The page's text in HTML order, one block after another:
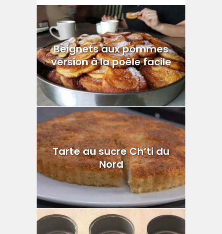
Beignets aux pommes
version à la poêle facile
Tarte au sucre Ch’ti du
Nord